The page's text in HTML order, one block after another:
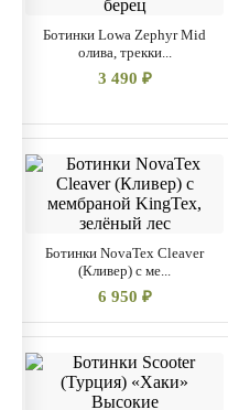
Ботинки Lowa Zephyr Mid
олива, трекки...
3 490 ₽
Ботинки NovaTex Cleaver
(Кливер) с ме...
6 950 ₽